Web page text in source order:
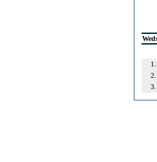
1.
2.
3.